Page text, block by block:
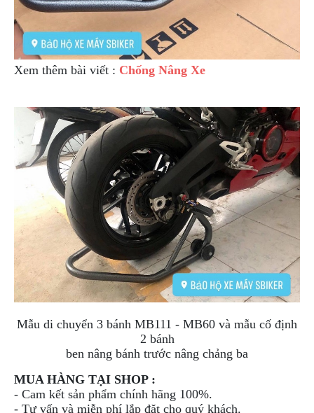
Xem thêm bài viết : Chống Nâng Xe
Mẫu di chuyển 3 bánh MB111 - MB60 và mẫu cố định
2 bánh
ben nâng bánh trước nâng chảng ba
MUA HÀNG TẠI SHOP :
- Cam kết sản phẩm chính hãng 100%.
- Tư vấn và miễn phí lắp đặt cho quý khách.